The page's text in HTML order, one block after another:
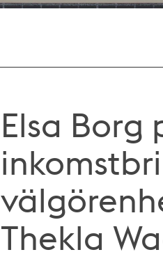
Elsa Borg
Thekla